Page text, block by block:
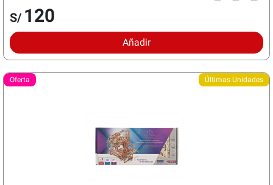
S/ 120
Añadir
Oferta Últimas Unidades